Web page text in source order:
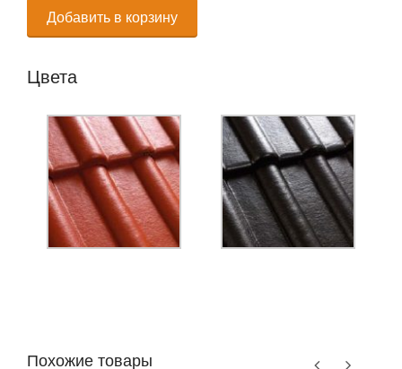
Добавить в корзину
Цвета
Похожие товары